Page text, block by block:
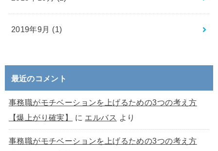
2019年9月 (1)
最近のコメント
事務職がモチベーションを上げるための3つの考え方
【爆上がり確実】
に エルバス より
事務職がモチベーションを上げるための3つの考え方